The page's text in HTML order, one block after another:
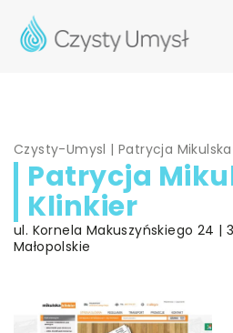
Czysty-Umysl |Patrycja
Patrycja
Klinkier
ul. Kornela Makuszyńskiego 24 |
Małopolskie